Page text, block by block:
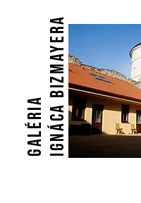
GalériaIgnáca Bizmayera